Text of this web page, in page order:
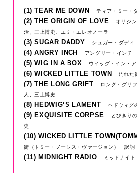
(1) TEAR ME DOWN ティア・ミー・
(2) THE ORIGIN OF LOVE
オリジ
治、三上博史、エミ・エレオノーラ
(3) SUGAR DADDY シュガー・ダデ
(4) ANGRY INCH アングリー・インチ
(5) WIG IN A BOX ウイッグ・イン・
(6) WICKED LITTLE TOWN 汚れた
(7) THE LONG GRIFT
ロング・グリ
人、三上博史
(8) HEDWIG‘S LAMENT ヘドウィグ
(9) EXQUISITE CORPSE
とびきり
史
(10) WICKED LITTLE
街（トミー・ノーシス・ヴァージョン） 訳詞
(11) MIDNIGHT RADIO ミッドナイ